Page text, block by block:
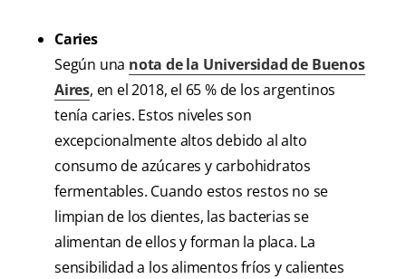
Caries
Según una nota de la Universidad de Buenos
Aires, en el 2018, el 65 % de los argentinos
tenía caries. Estos niveles son
excepcionalmente altos debido al alto
consumo de azúcares y carbohidratos
fermentables. Cuando estos restos no se
limpian de los dientes, las bacterias se
alimentan de ellos y forman la placa. La
sensibilidad a los alimentos fríos y calientes